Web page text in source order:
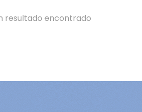
resultado encontrado